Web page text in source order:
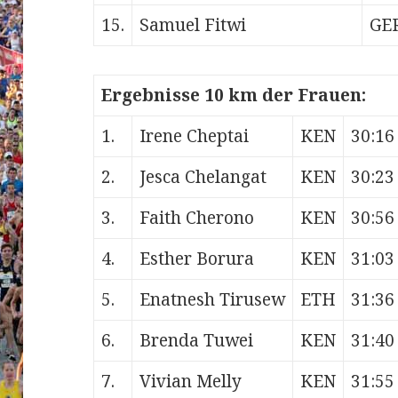
15. Samuel Fitwi
Ergebnisse 10 km der Frauen:
1.
Irene Cheptai KEN
30:16
2.
Jesca Chelangat KEN
30:23
3.
Faith Cherono KEN
30:56
4.
Esther Borura KEN
31:03
5.
Enatnesh Tirusew ETH
31:36
6.
Brenda Tuwei KEN
31:40
7.
Vivian Melly KEN 31:55